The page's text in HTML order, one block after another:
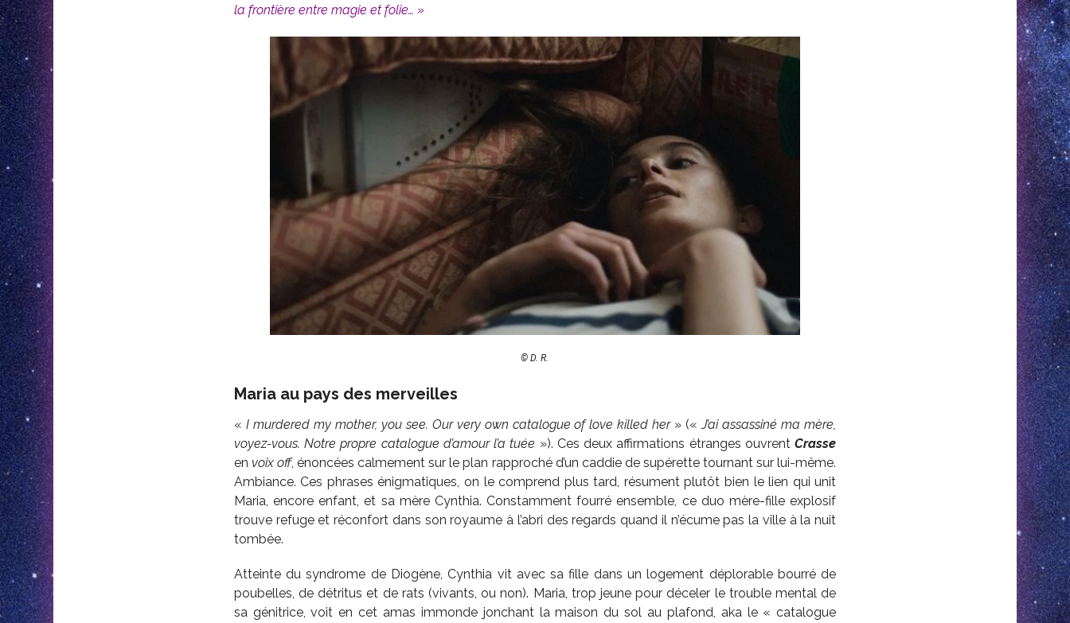
la frontière entre magie et folie… »
© D. R.
Maria au pays des merveilles
« I murdered my mother, you see. Our very own catalogue of love killed her » («J’ai assassiné ma mère,
voyez-vous. Notre propre catalogue d’amour l’a tuée »). Ces deux affirmations étranges ouvrentCrasse
en voix off, énoncées calmement sur le plan rapproché d’un caddie de supérette tournant sur lui-même.
Ambiance. Ces phrases énigmatiques, on le comprend plus tard, résument plutôt bien le lien qui unit
Maria, encore enfant, et sa mère Cynthia. Constamment fourré ensemble, ce duo mère-fille explosif
trouve refuge et réconfort dans son royaume à l’abri des regards quand il n’écume pas la ville à la nuit
tombée.
Atteinte du syndrome de Diogène, Cynthia vit avec sa fille dans un logement déplorable bourré de
poubelles, de détritus et de rats (vivants, ou non). Maria, trop jeune pour déceler le trouble mental de
sa génitrice, voit en cet amas immonde jonchant la maison du sol au plafond, aka le « catalogue